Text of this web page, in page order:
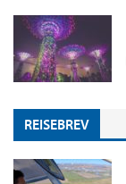
REISEBREV